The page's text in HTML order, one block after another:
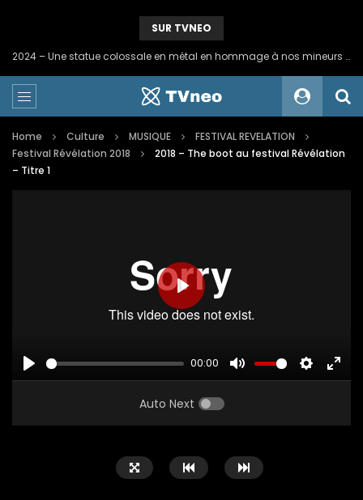
SUR TVNEO
2024 – Une statue colossale en métal en hommage à nos mineurs de fer
Home Culture MUSIQUE
FESTIVAL REVELATION
Festival Révélation 2018
2018 – The boot au festival Révélation
– Titre 1
PLAY
00:00
MUTE SETTINGS
PLAY
Auto Next